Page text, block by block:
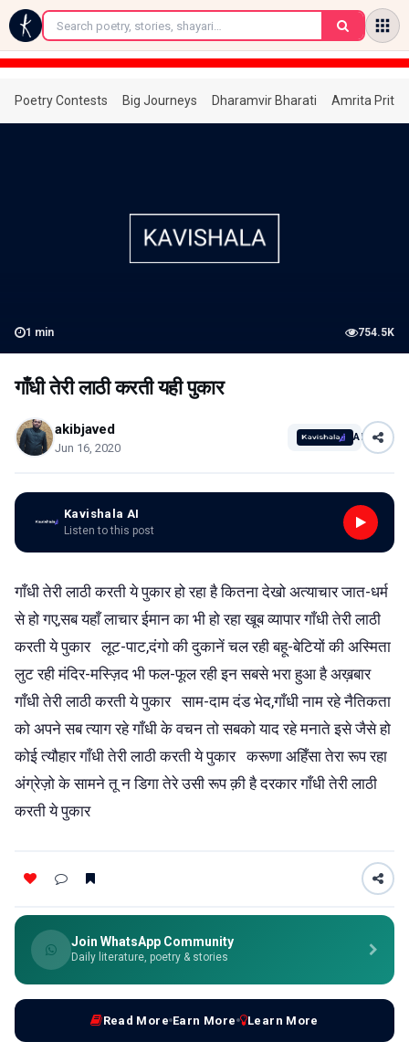
←
Poetry Contests Big Journeys Dharamvir Bharati Amrita
1 min 754.5K
गाँधी तेरी लाठी करती यही पुकार
akibjaved
Jun 16, 2020
AI
Kavishala AI
Listen to this post
गाँधी तेरी लाठी करती ये पुकार हो रहा है कितना देखो अत्याचार जात-धर्म
से हो गए,सब यहाँ लाचार ईमान का भी हो रहा खूब व्यापार गाँधी तेरी लाठी
करती ये पुकार लूट-पाट,दंगो की दुकानें चल रही बहू-बेटियों की अस्मिता
लुट रही मंदिर-मस्ज़िद भी फल-फूल रही इन सबसे भरा हुआ है अख़बार
गाँधी तेरी लाठी करती ये पुकार साम-दाम दंड भेद,गाँधी नाम रहे नैतिकता
को अपने सब त्याग रहे गाँधी के वचन तो सबको याद रहे मनाते इसे जैसे हो
कोई त्यौहार गाँधी तेरी लाठी करती ये पुकार करूणा अहिँसा तेरा रूप रहा
अंग्रेज़ो के सामने तू न डिगा तेरे उसी रूप क़ी है दरकार गाँधी तेरी लाठी
करती ये पुकार
Join WhatsApp Community
Daily literature, poetry & stories
Read More Earn More Learn More